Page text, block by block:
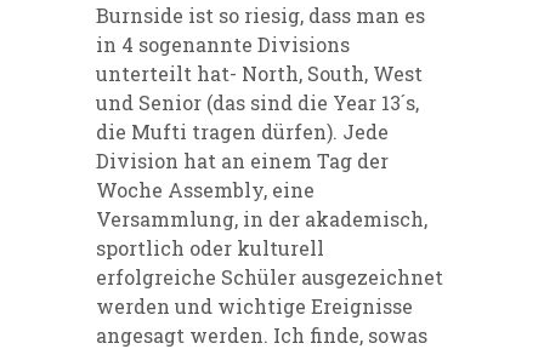
Burnside ist so riesig, dass man es
in 4 sogenannte Divisions
unterteilt hat- North, South, West
und Senior (das sind die Year 13´s,
die Mufti tragen dürfen). Jede
Division hat an einem Tag der
Woche Assembly, eine
Versammlung, in der akademisch,
sportlich oder kulturell
erfolgreiche Schüler ausgezeichnet
werden und wichtige Ereignisse
angesagt werden. Ich finde, sowas